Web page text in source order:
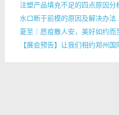
注塑产品填充不足的四点原因分
水口断于前模的原因及解决办法...
夏至｜愿疫散人安，美好如约而
【展会预告】让我们相约郑州国